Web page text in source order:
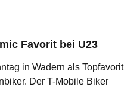
Favorit bei U23
in Wadern als Topfavorit
Der T-Mobile Biker